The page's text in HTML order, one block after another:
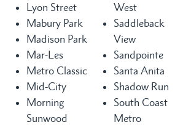
Lyon Street
Mabury Park
Madison Park
Mar-Les
Metro Classic
Mid-City
Morning
Sunwood
West
Saddleback
View
Sandpointe
Santa Anita
Shadow Run
South Coast
Metro